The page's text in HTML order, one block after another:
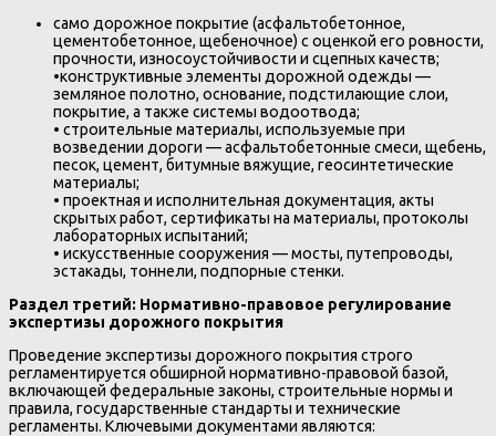
само дорожное покрытие (асфальтобетонное,
цементобетонное, щебеночное) с оценкой его ровности,
прочности, износоустойчивости и сцепных качеств;
•конструктивные элементы дорожной одежды —
земляное полотно, основание, подстилающие слои,
покрытие, а также системы водоотвода;
• строительные материалы, используемые при
возведении дороги — асфальтобетонные смеси, щебень,
песок, цемент, битумные вяжущие, геосинтетические
материалы;
• проектная и исполнительная документация, акты
скрытых работ, сертификаты на материалы, протоколы
лабораторных испытаний;
• искусственные сооружения — мосты, путепроводы,
эстакады, тоннели, подпорные стенки.
Раздел третий: Нормативно-правовое регулирование
экспертизы дорожного покрытия
Проведение экспертизы дорожного покрытия строго
регламентируется обширной нормативно-правовой базой,
включающей федеральные законы, строительные нормы и
правила, государственные стандарты и технические
регламенты. Ключевыми документами являются: